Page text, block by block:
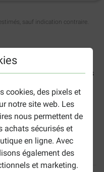
cookies, des pixels et
notre site web. Les
nous permettent de
achats sécurisés et
en ligne. Avec
également des
et marketing.
sauf indication contraire.
chien
convient aux chiens
entre des paquets
grammes.
goût